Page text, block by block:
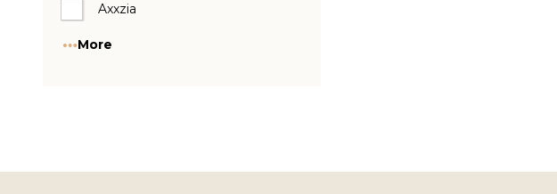
Axxzia
More